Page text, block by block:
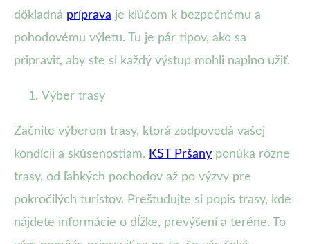
dôkladná príprava je kľúčom k bezpečnému a
pohodovému výletu. Tu je pár tipov, ako sa
pripraviť, aby ste si každý výstup mohli naplno užiť.
Výber trasy
Začnite výberom trasy, ktorá zodpovedá vašej
kondícii a skúsenostiam. KST Pršany ponúka rôzne
trasy, od ľahkých pochodov až po výzvy pre
pokročilých turistov. Preštudujte si popis trasy, kde
nájdete informácie o dĺžke, prevýšení a teréne. To